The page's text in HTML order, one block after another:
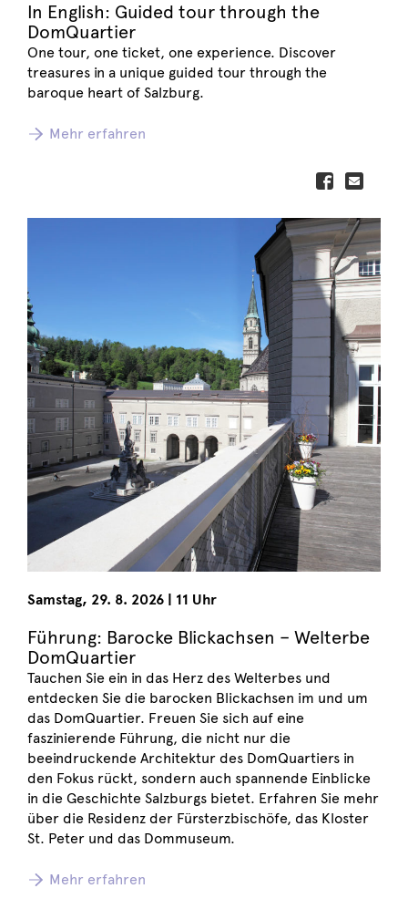
In English: Guided tour through the
DomQuartier
One tour, one ticket, one experience. Discover
treasures in a unique guided tour through the
baroque heart of Salzburg.
Mehr erfahren
Samstag, 29. 8. 2026 | 11 Uhr
Führung: Barocke Blickachsen – Welterbe
DomQuartier
Tauchen Sie ein in das Herz des Welterbes und
entdecken Sie die barocken Blickachsen im und um
das DomQuartier. Freuen Sie sich auf eine
faszinierende Führung, die nicht nur die
beeindruckende Architektur des DomQuartiers in
den Fokus rückt, sondern auch spannende Einblicke
in die Geschichte Salzburgs bietet. Erfahren Sie mehr
über die Residenz der Fürsterzbischöfe, das Kloster
St. Peter und das Dommuseum.
Mehr erfahren